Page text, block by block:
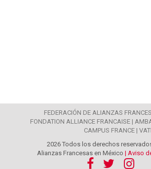
FEDERACIÓN DE ALIANZAS
FONDATION ALLIANCE FRANCAISE |
CAMPUS FRANCE |
2026 Todos los derechos
Alianzas Francesas en México | Aviso